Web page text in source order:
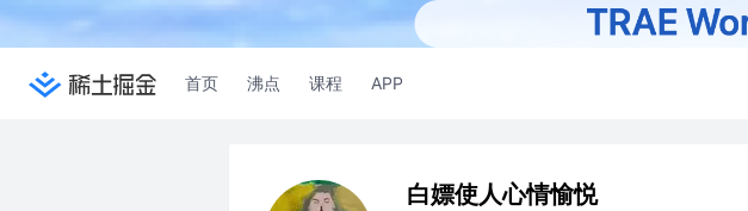
首页 沸点 课程 APP
白嫖使人心情愉悦